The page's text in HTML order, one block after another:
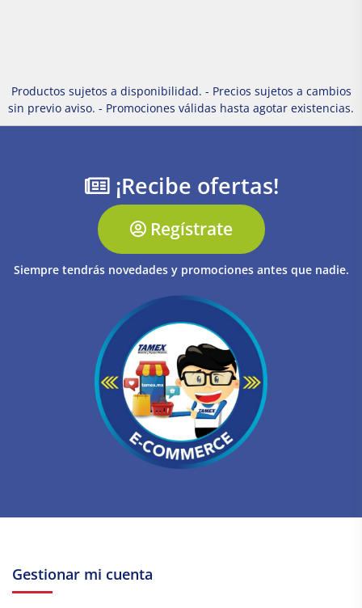
Productos sujetos a disponibilidad. - Precios sujetos a cambios
sin previo aviso. - Promociones válidas hasta agotar existencias.
¡Recibe ofertas!
Regístrate
Siempre tendrás novedades y promociones antes que nadie.
Gestionar mi cuenta